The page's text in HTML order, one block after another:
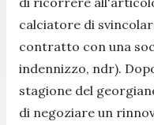
calciatore di
contratto con una
indennizzo, ndr).
stagione del
di negoziare un